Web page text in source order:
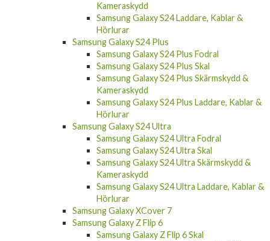
Kameraskydd
Samsung Galaxy S24 Laddare, Kablar &
Hörlurar
Samsung Galaxy S24 Plus
Samsung Galaxy S24 Plus Fodral
Samsung Galaxy S24 Plus Skal
Samsung Galaxy S24 Plus Skärmskydd &
Kameraskydd
Samsung Galaxy S24 Plus Laddare, Kablar &
Hörlurar
Samsung Galaxy S24 Ultra
Samsung Galaxy S24 Ultra Fodral
Samsung Galaxy S24 Ultra Skal
Samsung Galaxy S24 Ultra Skärmskydd &
Kameraskydd
Samsung Galaxy S24 Ultra Laddare, Kablar &
Hörlurar
Samsung Galaxy XCover 7
Samsung Galaxy Z Flip 6
Samsung Galaxy Z Flip 6 Skal